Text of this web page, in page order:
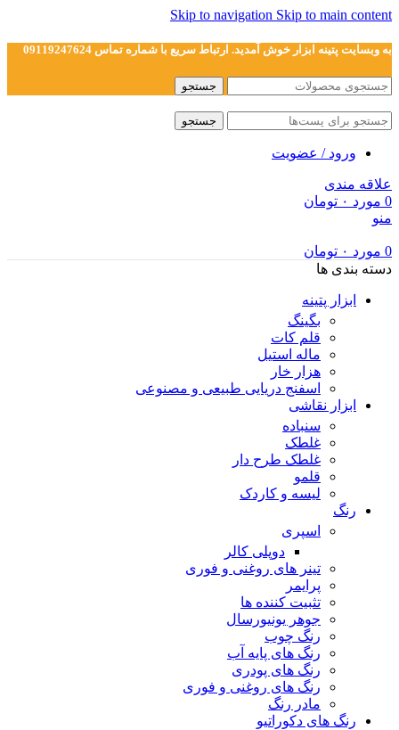
Skip to navigation Skip to main content
به وبسایت پتینه ابزار خوش آمدید. ارتباط سریع با شماره تماس 09119247624
جستجو
جستجو
ورود / عضویت
علاقه مندی
0 مورد ۰ تومان
منو
0 مورد ۰ تومان
دسته بندی ها
ابزار پتینه
بگینگ
قلم کات
ماله استیل
هزار خار
اسفنج دریایی طبیعی و مصنوعی
ابزار نقاشی
سنباده
غلطک
غلطک طرح دار
قلمو
لیسه و کاردک
رنگ
اسپری
دوپلی کالر
تینر های روغنی و فوری
پرایمر
تثبیت کننده ها
جوهر یونیورسال
رنگ چوب
رنگ‌ های پایه آب
رنگ های پودری
رنگ‌ های روغنی و فوری
مادر رنگ
رنگ های دکوراتیو